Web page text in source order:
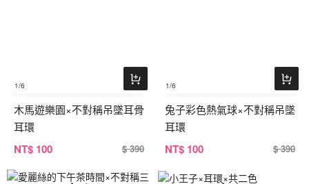
1/6
木馬遊樂園×不對稱吊墜耳骨
耳環
NT$ 100 $ 390
1/6
兔子彩色熱氣球×不對稱吊墜
耳環
NT$ 100 $ 390